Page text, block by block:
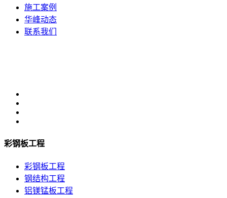
施工案例
华峰动态
联系我们
彩钢板工程
彩钢板工程
钢结构工程
铝镁锰板工程